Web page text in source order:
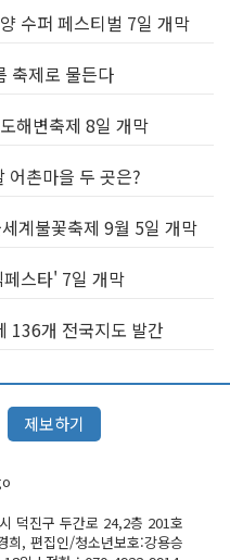
수퍼 페스티벌 7일 개막
축제로 물든다
해변축제 8일 개막
어촌마을 두 곳은?
계불꽃축제 9월 5일 개막
스타' 7일 개막
136개 전국지도 발간
제보하기
덕진구 두간로 24,2층 201호
희, 편집인/청소년보호:강용승